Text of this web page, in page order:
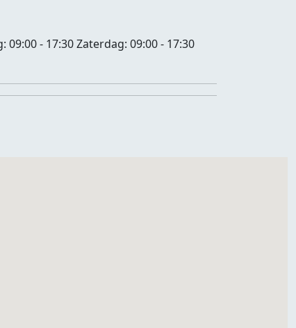
09:00 - 17:30Zaterdag: 09:00 - 17:30